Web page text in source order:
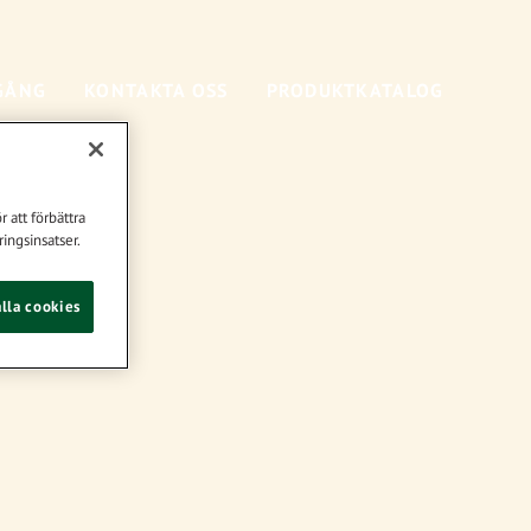
KONTAKTA OSS PRODUKTKATALOG
att förbättra
cookies